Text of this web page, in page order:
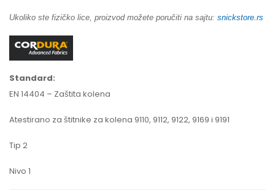
Ukoliko ste fizičko lice, proizvod možete poručiti na sajtu: snickstore.rs
Standard:
EN 14404 – Zaštita kolena
Atestirano za štitnike za kolena 9110, 9112, 9122, 9169 i 9191
Tip 2
Nivo 1